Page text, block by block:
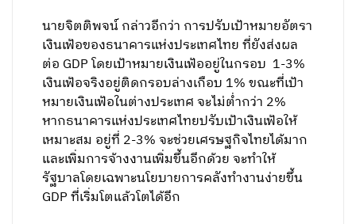
นายจิตติพจน์ กล่าวอีกว่า การปรับเป้าหมายอัตรา
เงินเฟ้อของธนาคารแห่งประเทศไทย ที่ยังส่งผล
ต่อ GDP โดยเป้าหมายเงินเฟ้ออยู่ในกรอบ 1-3%
เงินเฟ้อจริงอยู่ติดกรอบล่างเกือบ 1% ขณะที่เป้า
หมายเงินเฟ้อในต่างประเทศ จะไม่ต่ำกว่า 2%
หากธนาคารแห่งประเทศไทยปรับเป้าเงินเฟ้อให้
เหมาะสม อยู่ที่ 2-3% จะช่วยเศรษฐกิจไทยได้มาก
และเพิ่มการจ้างงานเพิ่มขึ้นอีกด้วย จะทำให้
รัฐบาลโดยเฉพาะนโยบายการคลังทำงานง่ายขึ้น
GDP ที่เริ่มโตแล้วโตได้อีก